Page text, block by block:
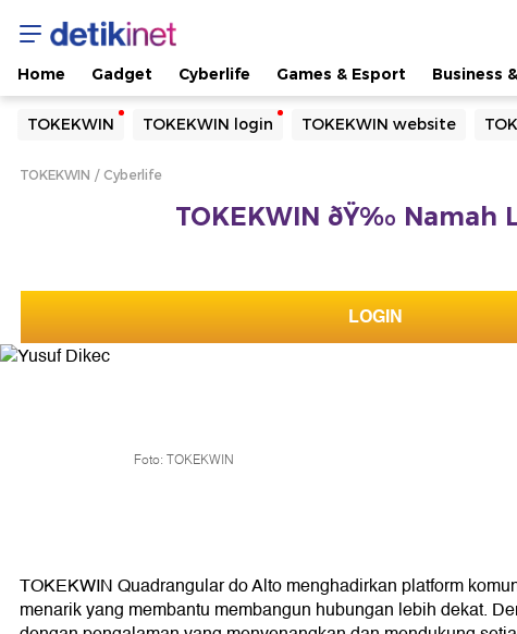
Home Gadget Cyberlife Games & Esport Business
TOKEKWIN TOKEKWIN login TOKEKWIN website
Yang sedang ramai dicari
Loading...
TOKEKWIN Cyberlife
TOKEKWIN ðŸ‰ Namah
LOGIN
Foto: TOKEKWIN
TOKEKWIN Quadrangular do Alto menghadirkan platform
menarik yang membantu membangun hubungan lebih dekat.